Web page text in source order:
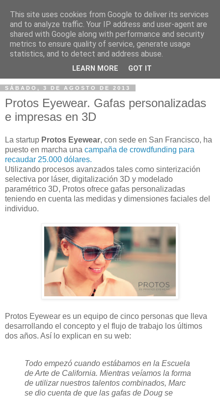
SÁBADO, 3 DE AGOSTO DE 2013
Protos Eyewear. Gafas personalizadas
e impresas en 3D
La startup Protos Eyewear, con sede en San Francisco, ha
puesto en marcha una campaña de crowdfunding para
recaudar 25.000 dólares.
Utilizando procesos avanzados tales como sinterización
selectiva por láser, digitalización 3D y modelado
paramétrico 3D, Protos ofrece gafas personalizadas
teniendo en cuenta las medidas y dimensiones faciales del
individuo.
Protos Eyewear es un equipo de cinco personas que lleva
desarrollando el concepto y el flujo de trabajo los últimos
dos años. Así lo explican en su web:
Todo empezó cuando estábamos en la Escuela
de Arte de California. Mientras veíamos la forma
de utilizar nuestros talentos combinados, Marc
se dio cuenta de que las gafas de Doug se
This site uses cookies from Google to deliver its services
and to analyze traffic. Your IP address and user-agent are
shared with Google along with performance and security
metrics to ensure quality of service, generate usage
statistics, and to detect and address abuse.
LEARN MORE GOT IT